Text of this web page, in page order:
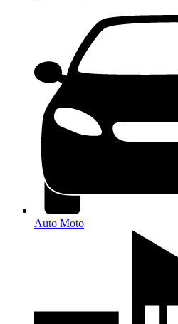
Auto Moto